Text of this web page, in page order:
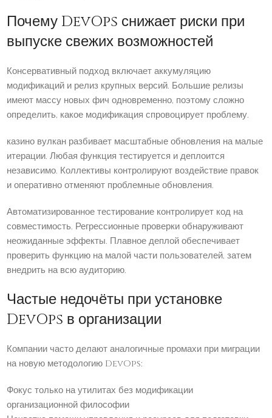
Почему DevOps снижает риски при
выпуске свежих возможностей
Консервативный подход включает аккумуляцию
модификаций и релиз крупных версий. Большие релизы
имеют массу новых фич одновременно, поэтому сложно
определить, какое модификация спровоцирует проблему.
казино вулкан разбивает масштабные обновления на малые
итерации. Любая функция тестируется и деплоится
независимо. Коллективы контролируют воздействие правок
и оперативно отменяют проблемные обновления.
Автоматизированное тестирование контролирует код на
совместимость. Регрессионные проверки обнаруживают
неожиданные эффекты. Плавное деплой обеспечивает
проверить функцию на малой части пользователей, затем
внедрить на всю аудиторию.
Частые недочёты при установке
DevOps в организации
Компании часто делают аналогичные промахи при миграции
на новую методологию DevOps:
Фокус только на утилитах без модификации
организационной философии